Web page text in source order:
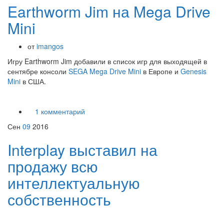
Earthworm Jim на Mega Drive
Mini
отimangos
Игру Earthworm Jim добавили в список игр для выходящей в
сентябре консоли SEGA Mega Drive Mini в Европе и Genesis
Mini в США.
1 комментарий
Сен 09 2016
Interplay выставил на
продажу всю
интеллектуальную
собственность